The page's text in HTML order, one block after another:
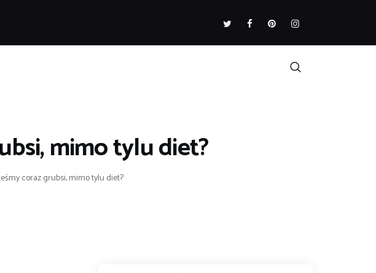
mimo tylu diet?
coraz grubsi, mimo tylu diet?